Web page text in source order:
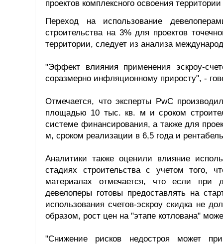
проектов комплексного освоения
Переход на использование
строительства на 3% для проектов
территории, следует из анализа
"Эффект влияния применения эскроу-
соразмерно инфляционному приросту", -
Отмечается, что эксперты PwC
площадью 10 тыс. кв. м и сроком
системе финансирования, а также для
м, сроком реализации в 6,5 года и
Аналитики также оценили влияние
стадиях строительства с учетом того,
материалах отмечается, что если при
девелоперы готовы предоставлять на
использования счетов-эскроу скидка не
образом, рост цен на "этапе котлована"
"Снижение рисков недостроя может